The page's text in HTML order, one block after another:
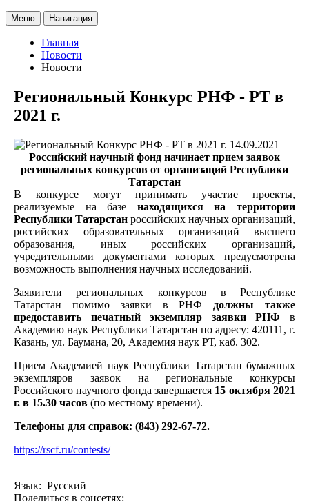
Меню Навигация
Главная
Новости
Новости
Региональный Конкурс РНФ - РТ в
2021 г.
14.09.2021
Российский научный фонд начинает прием заявок
региональных конкурсов от организаций Республики
Татарстан
В конкурсе могут принимать участие проекты,
реализуемые на базе находящихся на территории
Республики Татарстан российских научных организаций,
российских образовательных организаций высшего
образования, иных российских организаций,
учредительными документами которых предусмотрена
возможность выполнения научных исследований.
Заявители региональных конкурсов в Республике
Татарстан помимо заявки в РНФ должны также
предоставить печатный экземпляр заявки РНФ в
Академию наук Республики Татарстан по адресу: 420111, г.
Казань, ул. Баумана, 20, Академия наук РТ, каб. 302.
Прием Академией наук Республики Татарстан бумажных
экземпляров заявок на региональные конкурсы
Российского научного фонда завершается 15 октября 2021
г. в 15.30 часов (по местному времени).
Телефоны для справок: (843) 292-67-72.
https://rscf.ru/contests/
Язык: Русский
Поделиться в соцсетях: